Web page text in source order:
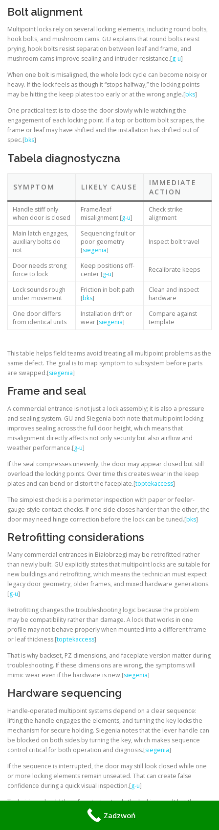
Bolt alignment
Multipoint locks rely on several locking elements, including round bolts,
hook bolts, and mushroom cams. GU explains that round bolts resist
prying, hook bolts resist separation between leaf and frame, and
mushroom cams improve sealing and intruder resistance.[g-u]
When one bolt is misaligned, the whole lock cycle can become noisy or
heavy. If the lock feels as though it “stops halfway,” the locking points
may be hitting the keep plates too early or at the wrong angle.[bks]
One practical test is to close the door slowly while watching the
engagement of each locking point. If a top or bottom bolt scrapes, the
frame or leaf may have shifted and the installation has drifted out of
spec.[bks]
Tabela diagnostyczna
SYMPTOM LIKELY CAUSE
IMMEDIATE
ACTION
Handle stiff only
when door is closed
Frame/leaf
misalignment [g-u]
Check strike
alignment
Main latch engages,
auxiliary bolts do
not
Sequencing fault or
poor geometry
[siegenia]
Inspect bolt travel
Door needs strong
force to lock
Keep positions off-
center [g-u]
Recalibrate keeps
Lock sounds rough
under movement
Friction in bolt path
[bks]
Clean and inspect
hardware
One door differs
from identical units
Installation drift or
wear [siegenia]
Compare against
template
This table helps field teams avoid treating all multipoint problems as the
same defect. The goal is to map symptom to subsystem before parts
are swapped.[siegenia]
Frame and seal
A commercial entrance is not just a lock assembly; it is also a pressure
and sealing system. GU and Siegenia both note that multipoint locking
improves sealing across the full door height, which means that
misalignment directly affects not only security but also airflow and
weather performance.[g-u]
If the seal compresses unevenly, the door may appear closed but still
overload the locking points. Over time this creates wear in the keep
plates and can bend or distort the faceplate.[toptekaccess]
The simplest check is a perimeter inspection with paper or feeler-
gauge-style contact checks. If one side closes harder than the other, the
door may need hinge correction before the lock can be tuned.[bks]
Retrofitting considerations
Many commercial entrances in Białobrzegi may be retrofitted rather
than newly built. GU explicitly states that multipoint locks are suitable for
new buildings and retrofitting, which means the technician must expect
legacy door geometry, older frames, and mixed hardware generations.
[g-u]
Retrofitting changes the troubleshooting logic because the problem
may be compatibility rather than damage. A lock that works in one
profile may not behave properly when mounted into a different frame
or leaf thickness.[toptekaccess]
That is why backset, PZ dimensions, and faceplate version matter during
troubleshooting. If these dimensions are wrong, the symptoms will
mimic wear even if the hardware is new.[siegenia]
Hardware sequencing
Handle-operated multipoint systems depend on a clear sequence:
lifting the handle engages the elements, and turning the key locks the
mechanism for secure holding. Siegenia notes that the lever handle can
be blocked on both sides by turning the key, which makes sequence
control critical for both operation and diagnosis.[siegenia]
If the sequence is interrupted, the door may still look closed while one
or more locking elements remain unseated. That can create false
confidence during a quick visual inspection.[g-u]
Technicians should therefore test not only the locking result but the
entire action path. The path includes handle lift, bolt travel, key turn,
release, and return to the starting position.[ siegenia
Zadzwoń